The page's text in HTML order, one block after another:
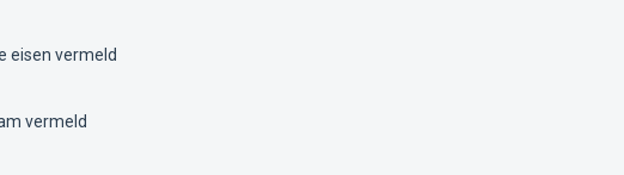
eisen vermeld
vermeld